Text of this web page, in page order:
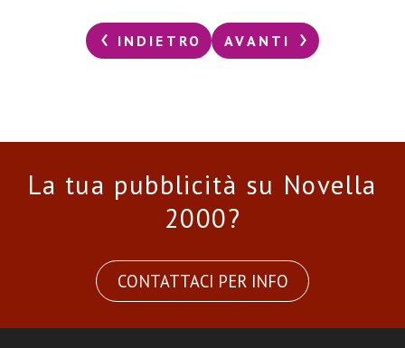
INDIETRO AVANTI
La tua pubblicità su Novella
2000?
CONTATTACI PER INFO